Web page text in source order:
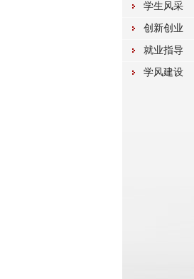
学生风采
创新创业
就业指导
学风建设